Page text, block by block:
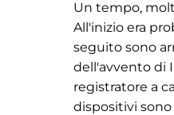
Un tempo,
All'inizio era
seguito sono
dell'avvento di
registratore a
dispositivi